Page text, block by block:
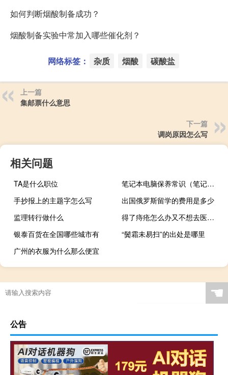
如何判断烟酸制备成功？
烟酸制备实验中常加入哪些催化剂？
网络标签： 杂质 烟酸 碳酸盐
上一篇
集邮票什么意思
下一篇
调岗原因怎么写
相关问题
TA是什么职位
笔记本电脑保养常识（笔记本保养常识）
手抄报上的主题字怎么写
出国俄罗斯留学的费用是多少
监理转行做什么
得了痔疮怎么办又不想去医院（得了痔疮怎么办）
银泰百货在全国哪些城市有
“鬓霜未易扫”的出处是哪里
广州的衣服为什么那么便宜
☚
公告